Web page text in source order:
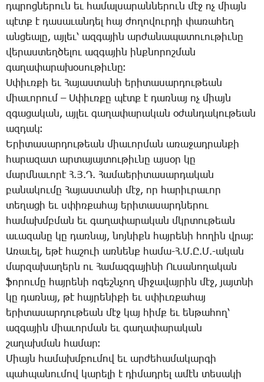
դպ­րոց­նե­րուն եւ հա­մալ­սա­րան­նե­րուն մէջ ոչ միայն
պէտք է դա­սա­ւան­դել հայ ժո­ղո­վուր­դի փա­ռա­հեղ
ան­ցեա­լը, այ­լեւ՝ ազ­գա­յին ար­ժա­նա­պա­տո­ւու­թիւ­նը
վե­րաս­տեղ­ծե­լու ազ­գա­յին ինք­նո­րոշ­ման
գա­ղա­փա­րա­խօ­սու­թիւ­նը։
Ս­փիւռ­քի եւ ­Հա­յաս­տա­նի ե­րի­տա­սար­դու­թեան
միա­ւո­րում – Ս­փիւռ­քը պէտք է դառ­նայ ոչ միայն
զգա­ցա­կան, այ­լեւ գա­ղա­փա­րա­կան օ­ժան­դա­կու­թեան
ազ­դակ։
Ե­րի­տա­սար­դու­թեան միա­ւոր­ման ա­ռա­ջադ­րան­քի
հա­րա­զատ ար­տա­յայ­տու­թիւ­նը այ­սօր կը
մարմ­նա­ւո­րէ Հ.Յ.Դ. ­Հա­մաե­րի­տա­սար­դա­կան
բա­նա­կու­մը ­Հա­յաս­տա­նի մէջ, որ հա­րիւ­րա­ւոր
տե­ղա­ցի եւ սփիռ­քա­հայ ե­րի­տա­սարդ­նե­րու
հա­մախմբ­ման եւ գա­ղա­փա­րա­կան մկրտու­թեան
ա­ւա­զա­նը կը դառ­նայ, նոյ­նիքն հայ­րե­նի հո­ղին վրայ։
Ա­ռա­ւել, ե­թէ հա­շո­ւի առ­նենք հա­մա-Հ.Մ.Ը.Մ.-ա­կան
մար­զա­խա­ղերն ու ­Հա­մազ­գա­յի­նի Ու­սա­նո­ղա­կան
ֆո­րու­մը հայ­րե­նի ո­գեշն­չող մի­ջա­վայ­րին մէջ, յայտ­նի
կը դառ­նայ, թէ հայ­րե­նի­քի եւ սփիւռ­քա­հայ
ե­րի­տա­սար­դու­թեան մէջ կայ հիմք եւ են­թա­հող՝
ազ­գա­յին միա­ւոր­ման եւ գա­ղա­փա­րա­կան
շա­ղախ­ման հա­մար։
­Միայն հա­մախմ­բու­մով եւ ար­ժե­հա­մա­կար­գի
պահ­պա­նու­մով կա­րե­լի է դի­մադ­րել ա­մէն տե­սա­կի